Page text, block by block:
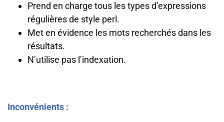
Prend en charge tous les types d’expressions
régulières de style perl.
Met en évidence les mots recherchés dans les
résultats.
N’utilise pas l’indexation.
Inconvénients :